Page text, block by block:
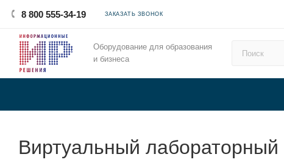
8 800 555-34-19 ЗАКАЗАТЬ ЗВОНОК
Оборудование для образования
и бизнеса
Виртуальный